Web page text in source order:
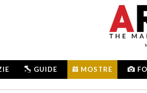
GUIDE MOSTRE